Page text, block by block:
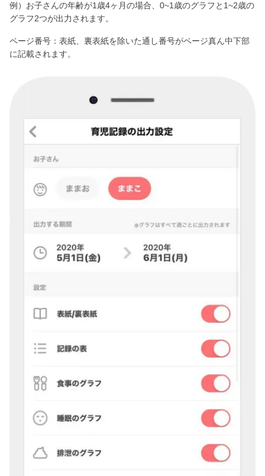
例）お子さんの年齢が1歳4ヶ月の場合、0~1歳のグラフと1~2歳の
グラフ2つが出力されます。
ページ番号：表紙、裏表紙を除いた通し番号がページ真ん中下部
に記載されます。